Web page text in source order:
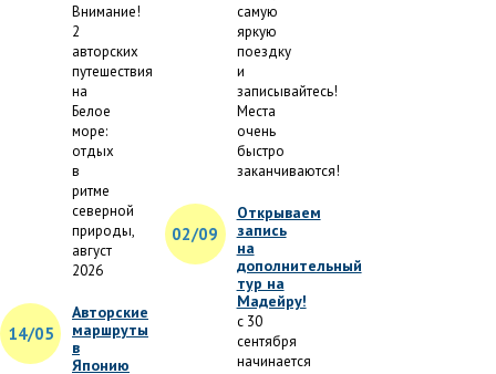
Внимание!
2
авторских
путешествия
на
Белое
море:
отдых
в
ритме
северной
природы,
август
2026
14/05
Авторские
маршруты
в
Японию
самую
яркую
поездку
и
записывайтесь!
Места
очень
быстро
заканчиваются!
02/09
Открываем
запись
на
дополнительный
тур на
Мадейру!
с 30
сентября
начинается